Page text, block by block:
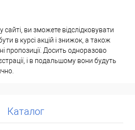
ви зможете відслідковувати
в курсі акцій і знижок, а також
пропозиції. Досить одноразово
і в подальшому вони будуть
Каталог